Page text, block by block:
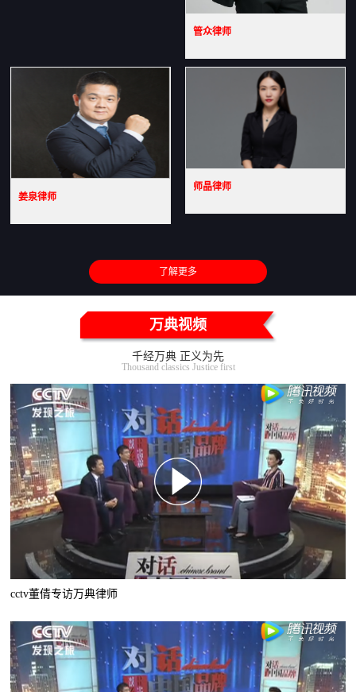
管众律师
姜泉律师
师晶律师
了解更多
万典视频
千经万典 正义为先
Thousand classics Justice first
cctv董倩专访万典律师